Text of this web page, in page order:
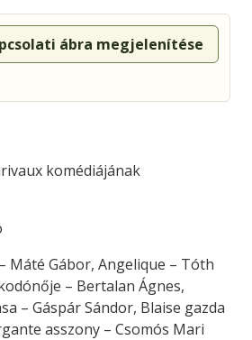
ábra megjelenítése
komédiájának
Máté Gábor, Angelique – Tóth
– Bertalan Ágnes,
– Gáspár Sándor, Blaise gazda
asszony – Csomós Mari